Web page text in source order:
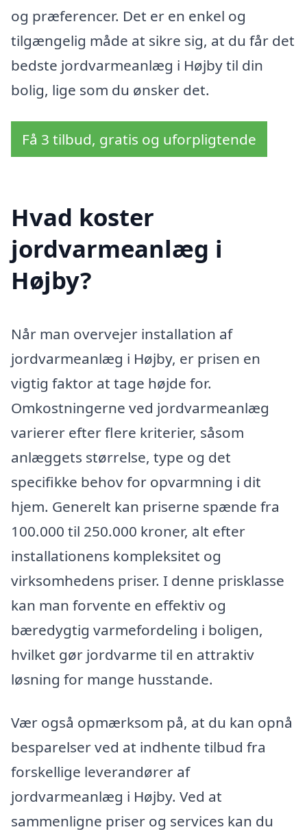
og præferencer. Det er en enkel og
tilgængelig måde at sikre sig, at du får det
bedste jordvarmeanlæg i Højby til din
bolig, lige som du ønsker det.
Få 3 tilbud, gratis og uforpligtende
Hvad koster
jordvarmeanlæg i
Højby?
Når man overvejer installation af
jordvarmeanlæg i Højby, er prisen en
vigtig faktor at tage højde for.
Omkostningerne ved jordvarmeanlæg
varierer efter flere kriterier, såsom
anlæggets størrelse, type og det
specifikke behov for opvarmning i dit
hjem. Generelt kan priserne spænde fra
100.000 til 250.000 kroner, alt efter
installationens kompleksitet og
virksomhedens priser. I denne prisklasse
kan man forvente en effektiv og
bæredygtig varmefordeling i boligen,
hvilket gør jordvarme til en attraktiv
løsning for mange husstande.
Vær også opmærksom på, at du kan opnå
besparelser ved at indhente tilbud fra
forskellige leverandører af
jordvarmeanlæg i Højby. Ved at
sammenligne priser og services kan du